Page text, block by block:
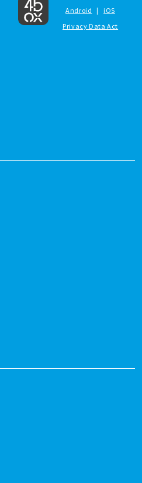
Android |
iOS
Privacy Data Act